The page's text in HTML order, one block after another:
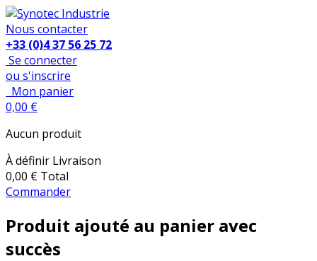
Nous contacter
+33 (0)4 37 56 25 72
Se connecter
ou s'inscrire
Mon panier
0,00 €
Aucun produit
À définir Livraison
0,00 € Total
Commander
Produit ajouté au panier avec
succès